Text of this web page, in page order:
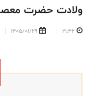
ولادت حضرت
21:42
1405/01/29